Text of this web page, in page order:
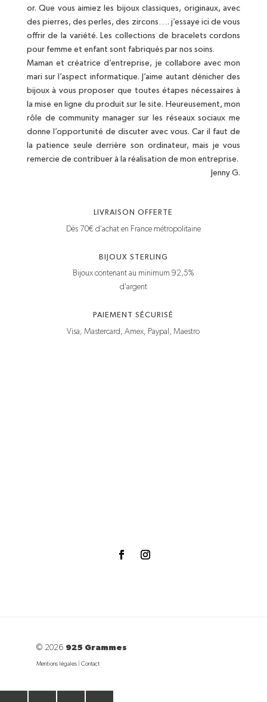
or. Que vous aimiez les bijoux classiques, originaux, avec
des pierres, des perles, des zircons…. j’essaye ici de vous
offrir de la variété. Les collections de bracelets cordons
pour femme et enfant sont fabriqués par nos soins.
Maman et créatrice d’entreprise, je collabore avec mon
mari sur l’aspect informatique. J’aime autant dénicher des
bijoux à vous proposer que toutes étapes nécessaires à
la mise en ligne du produit sur le site. Heureusement, mon
rôle de community manager sur les réseaux sociaux me
donne l’opportunité de discuter avec vous. Car il faut de
la patience seule derrière son ordinateur, mais je vous
remercie de contribuer à la réalisation de mon entreprise.
Jenny G.
LIVRAISON OFFERTE
Dès 70€ d'achat en France métropolitaine
BIJOUX STERLING
Bijoux contenant au minimum 92,5%
d'argent
PAIEMENT SÉCURISÉ
Visa, Mastercard, Amex, Paypal, Maestro
© 2026 925 Grammes
Mentions légales| Contact